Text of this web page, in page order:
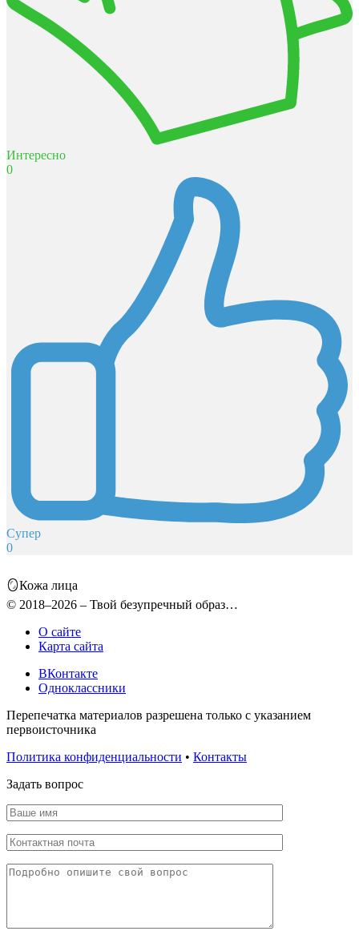
Интересно
0
Супер
0
🪞Кожа лица
© 2018–2026 – Твой безупречный образ…
О сайте
Карта сайта
ВКонтакте
Одноклассники
Перепечатка материалов разрешена только с указанием
первоисточника
Политика конфиденциальности • Контакты
Задать вопрос